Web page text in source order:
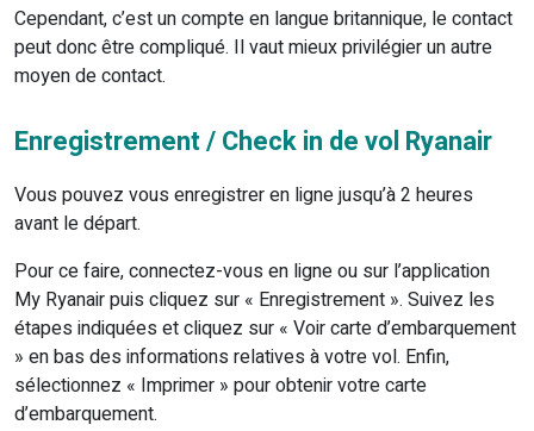
Cependant, c’est un compte en langue britannique, le contact
peut donc être compliqué. Il vaut mieux privilégier un autre
moyen de contact.
Enregistrement / Check in de vol Ryanair
Vous pouvez vous enregistrer en ligne jusqu’à 2 heures
avant le départ.
Pour ce faire, connectez-vous en ligne ou sur l’application
My Ryanair puis cliquez sur « Enregistrement ». Suivez les
étapes indiquées et cliquez sur « Voir carte d’embarquement
» en bas des informations relatives à votre vol. Enfin,
sélectionnez « Imprimer » pour obtenir votre carte
d’embarquement.